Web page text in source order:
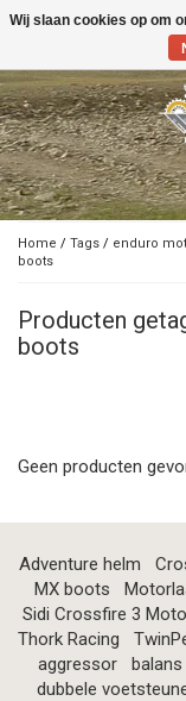
Toggle
Home / Tags / enduro
boots
Producten
boots
Geen producten
Adventure helm
MX boots
Sidi Crossfire 3
Thork Racing
aggressor
balans
dubbele
Wij slaan cookies op om